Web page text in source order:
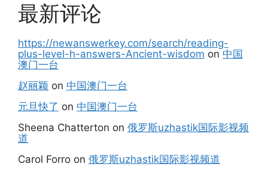
最新评论
https://newanswerkey.com/search/reading-
plus-level-h-answers-Ancient-wisdom on 中国
澳门一台
赵丽颖 on 中国澳门一台
元旦快了 on 中国澳门一台
Sheena Chatterton on 俄罗斯uzhastik国际影视频
道
Carol Forro on 俄罗斯uzhastik国际影视频道